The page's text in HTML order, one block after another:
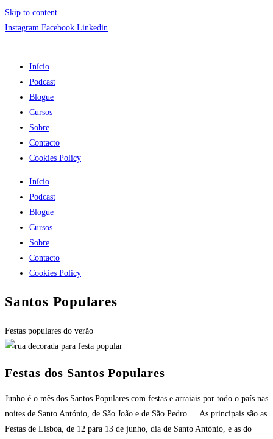
Skip to content
Instagram Facebook Linkedin
Início
Podcast
Blogue
Cursos
Sobre
Contacto
Cookies Policy
Início
Podcast
Blogue
Cursos
Sobre
Contacto
Cookies Policy
Santos Populares
Festas populares do verão
Festas dos Santos Populares
Junho é o mês dos Santos Populares com festas e arraiais por todo o país nas
noites de Santo António, de São João e de São Pedro. As principais são as
Festas de Lisboa, de 12 para 13 de junho, dia de Santo António, e as do